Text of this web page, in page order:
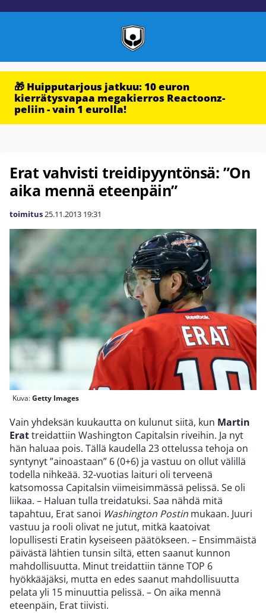
🎁 Huipputarjous jatkuu: 10 euron
kierrätysvapaa megakierros Reactoonz-
peliin - vain 1 eurolla!
Erat vahvisti treidipyyntönsä: ”On
aika mennä eteenpäin”
toimitus25.11.2013 19:31
Kuva:Getty Images
Vain yhdeksän kuukautta on kulunut siitä, kun Martin
Erattreidattiin Washington Capitalsin riveihin. Ja nyt
hän haluaa pois. Tällä kaudella 23 ottelussa tehoja on
syntynyt ”ainoastaan” 6 (0+6) ja vastuu on ollut välillä
todella nihkeää. 32-vuotias laituri oli terveenä
katsomossa Capitalsin viimeisimmässä pelissä. Se oli
liikaa. – Haluan tulla treidatuksi. Saa nähdä mitä
tapahtuu, Erat sanoi Washington Postin mukaan. Juuri
vastuu ja rooli olivat ne jutut, mitkä kaatoivat
lopullisesti Eratin kyseiseen päätökseen. – Ensimmäistä
päivästä lähtien tunsin siltä, etten saanut kunnon
mahdollisuutta. Minut treidattiin tänne TOP 6
hyökkääjäksi, mutta en edes saanut mahdollisuutta
pelata yli 15 minuuttia pelissä. – On aika mennä
eteenpäin, Erat tiivisti.